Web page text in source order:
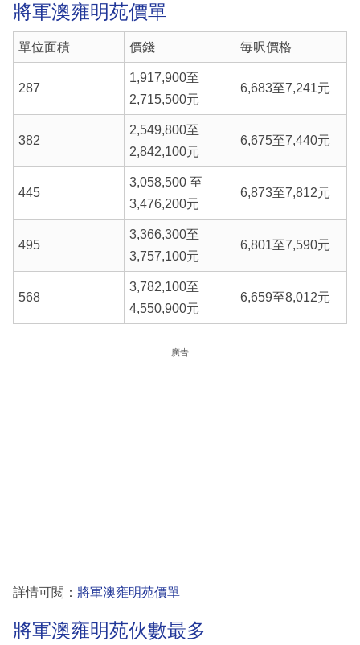
將軍澳雍明苑價單
單位面積 價錢 毎呎價格
287
1,917,900至
2,715,500元
6,683至7,241元
382
2,549,800至
2,842,100元
6,675至7,440元
445
3,058,500 至
3,476,200元
6,873至7,812元
495
3,366,300至
3,757,100元
6,801至7,590元
568
3,782,100至
4,550,900元
6,659至8,012元
廣告
詳情可閱： 將軍澳雍明苑價單
將軍澳雍明苑伙數最多